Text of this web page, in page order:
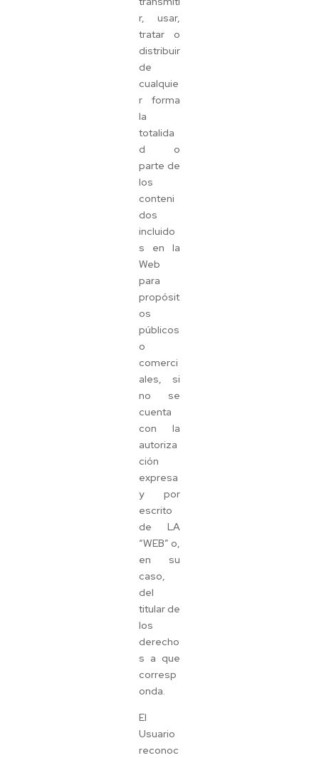
r, usar,
tratar o
distribuir
de
cualquie
r forma
la
totalida
d o
parte de
los
conteni
dos
incluido
s en la
Web
para
propósit
os
públicos
o
comerci
ales, si
no se
cuenta
con la
autoriza
ción
expresa
y por
escrito
de LA
“WEB” o,
en su
caso,
del
titular de
los
derecho
s a que
corresp
onda.
El
Usuario
reconoc